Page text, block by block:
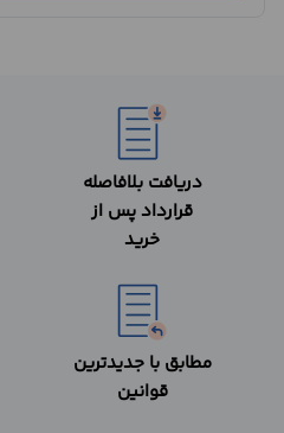
دریافت بلافاصله
قرارداد پس از
خرید
مطابق با جدیدترین
قوانین